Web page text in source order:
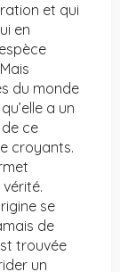
et qui
en
du monde
a un
ce
croyants.
se
de
trouvée
un